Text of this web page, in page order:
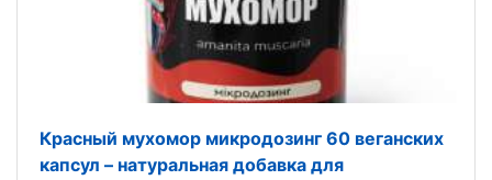
Красный мухомор микродозинг 60 веганских
капсул – натуральная добавка для